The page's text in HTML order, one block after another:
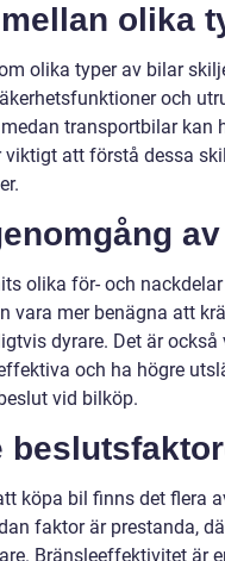
olika
olika typer av bilar
och
transportbilar kan
att förstå dessa
olika för- och
vara mer benägna att
dyrare. Det är
och ha högre
vid bilköp.
köpa bil finns det flera
faktor är prestanda,
Bränsleeffektivitet är